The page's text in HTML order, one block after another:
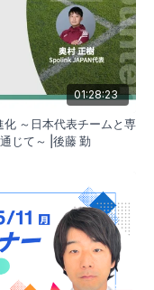
01:28:23
～日本代表チームと専
じて～ |後藤 勤